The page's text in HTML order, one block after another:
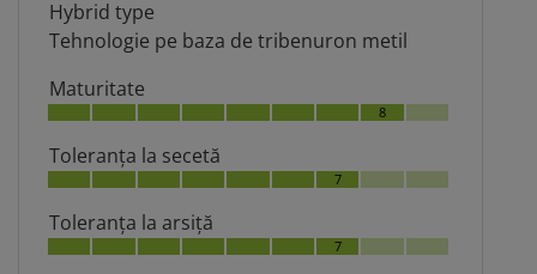
Hybrid type
Tehnologie pe baza de tribenuron metil
Maturitate
8
Toleranţa la secetă
7
Toleranţa la arsiţă
7